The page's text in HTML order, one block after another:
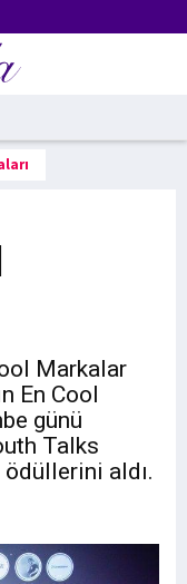
Markalar
En Cool
günü
Talks
ödüllerini aldı.